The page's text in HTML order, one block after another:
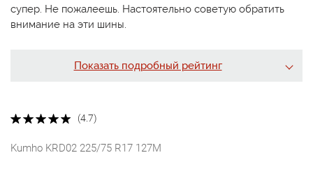
супер. Не пожалеешь. Настоятельно советую обратить
внимание на эти шины.
Показать подробный рейтинг
(4.7)
Kumho KRD02 225/75 R17 127M